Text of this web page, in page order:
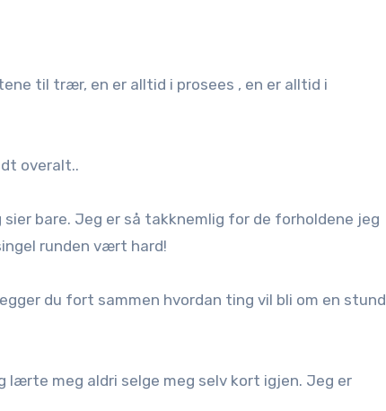
til trær, en er alltid i prosees , en er alltid i
overalt..
bare. Jeg er så takknemlig for de forholdene jeg
runden vært hard!
du fort sammen hvordan ting vil bli om en stund
lærte meg aldri selge meg selv kort igjen. Jeg er